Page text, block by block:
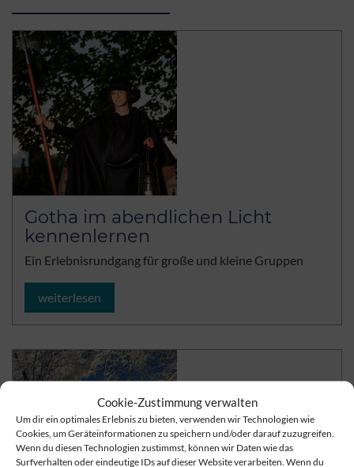
Cookie-Zustimmung verwalten
Um dir ein optimales Erlebnis zu bieten, verwenden wir Technologien wie
Cookies, um Geräteinformationen zu speichern und/oder darauf zuzugreifen.
Wenn du diesen Technologien zustimmst, können wir Daten wie das
Surfverhalten oder eindeutige IDs auf dieser Website verarbeiten. Wenn du
Gotha im abendlichen Licht
kennenlernen
Ein Erlebnisrundgang für große und kleine Gruppen
weiterlesen